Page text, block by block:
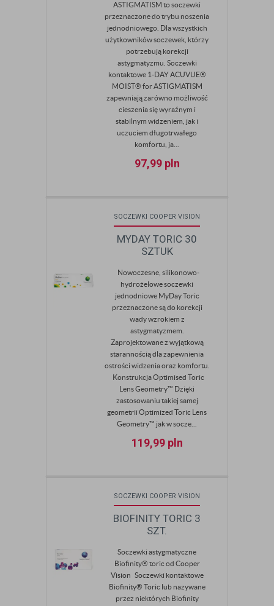
ASTIGMATISM to soczewki
przeznaczone do trybu noszenia
jednodniowego. Dla wszystkich
użytkowników soczewek, którzy
potrzebują korekcji
astygmatyzmu. Soczewki
kontaktowe 1-DAY ACUVUE®
MOIST® for ASTIGMATISM
zapewniają zarówno możliwość
cieszenia się wyraźnym i
stabilnym widzeniem, jak i
uczuciem długotrwałego
komfortu, ja...
97,99 pln
SOCZEWKI COOPER VISION
MYDAY TORIC 30
SZTUK
Nowoczesne, silikonowo-
hydrożelowe soczewki
jednodniowe MyDay Toric
przeznaczone są do korekcji
wady wzrokiem z
astygmatyzmem.
Zaprojektowane z wyjątkową
starannością dla zapewnienia
ostrości widzenia oraz komfortu.
Konstrukcja Optimised Toric
Lens Geometry™ Dzięki
zastosowaniu takiej samej
geometrii Optimized Toric Lens
Geometry™ jak w socze...
119,99 pln
SOCZEWKI COOPER VISION
BIOFINITY TORIC 3
SZT.
Soczewki astygmatyczne
Biofinity® toric od Cooper
Vision Soczewki kontaktowe
Biofinity® Toric lub nazywane
przez niektórych Biofinity